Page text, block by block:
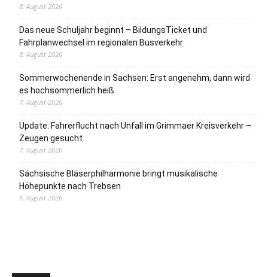
8. August 2026
Das neue Schuljahr beginnt – BildungsTicket und
Fahrplanwechsel im regionalen Busverkehr
8. August 2026
Sommerwochenende in Sachsen: Erst angenehm, dann wird
es hochsommerlich heiß
7. August 2026
Update: Fahrerflucht nach Unfall im Grimmaer Kreisverkehr –
Zeugen gesucht
7. August 2026
Sächsische Bläserphilharmonie bringt musikalische
Höhepunkte nach Trebsen
6. August 2026